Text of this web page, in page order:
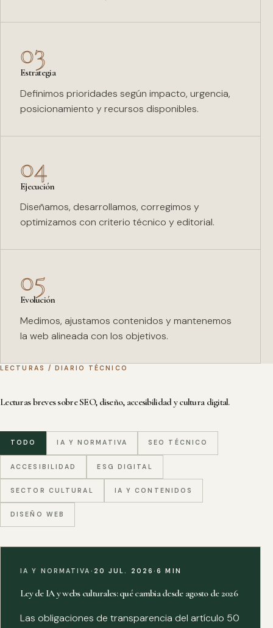
03
Estrategia
Definimos prioridades según impacto, urgencia,
posicionamiento y recursos disponibles.
04
Ejecución
Diseñamos, desarrollamos, corregimos y
optimizamos con criterio técnico y editorial.
05
Evolución
Medimos, ajustamos contenidos y mantenemos
la web alineada con los objetivos.
LECTURAS / DIARIO TÉCNICO
Lecturas breves sobre SEO, diseño, accesibilidad y cultura digital.
TODO IA Y NORMATIVA SEO TÉCNICO
ACCESIBILIDAD ESG DIGITAL
SECTOR CULTURAL IA Y CONTENIDOS
DISEÑO WEB
IA Y NORMATIVA · 20 JUL. 2026·6 MIN
Ley de IA y webs culturales: qué cambia desde agosto de 2026
Las obligaciones de transparencia del artículo 50